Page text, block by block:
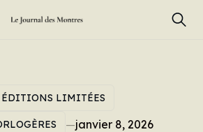
LIMITÉES
—janvier 8, 2026